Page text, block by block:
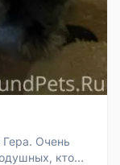
Очень
кто